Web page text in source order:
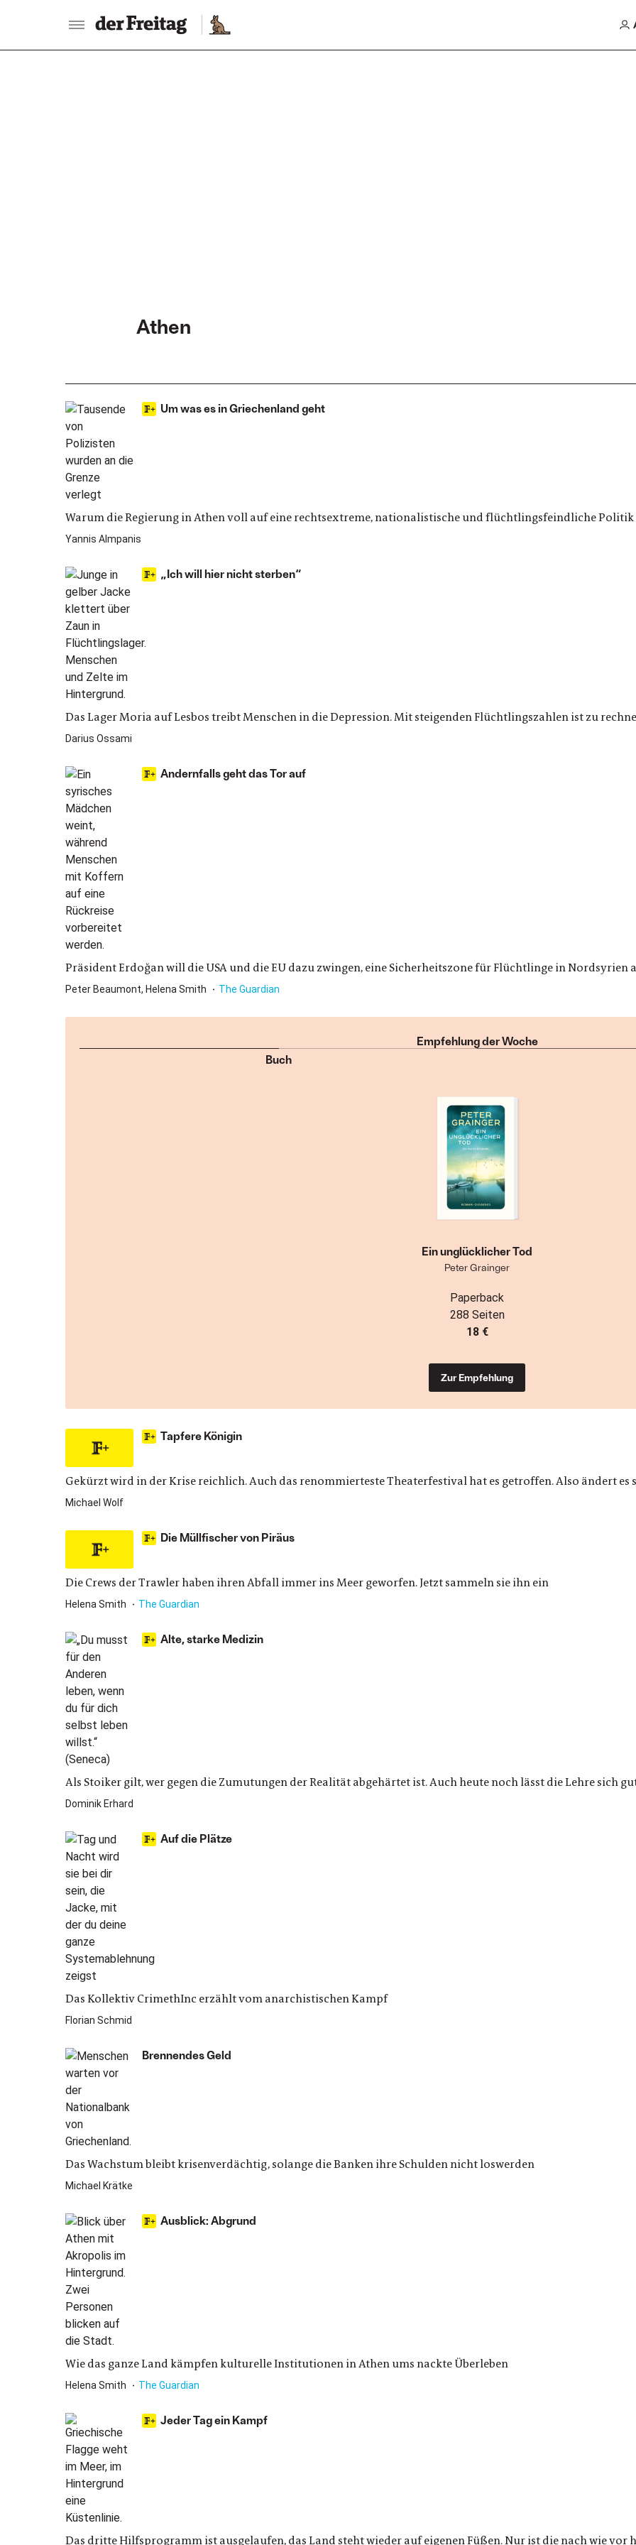
Athen
Um was es in Griechenland geht
Warum die Regierung in Athen voll auf eine rechtsextreme, nationalistische und flüchtlingsfeindliche Politik
Yannis Almpanis
„Ich will hier nicht sterben“
Das Lager Moria auf Lesbos treibt Menschen in die Depression. Mit steigenden Flüchtlingszahlen ist zu
Darius Ossami
Andernfalls geht das Tor auf
Präsident Erdoğan will die USA und die EU dazu zwingen, eine Sicherheitszone für Flüchtlinge in
Peter Beaumont, Helena Smith The Guardian
Tapfere Königin
Gekürzt wird in der Krise reichlich. Auch das renommierteste Theaterfestival hat es getroffen. Also ändert
Michael Wolf
Die Müllfischer von Piräus
Die Crews der Trawler haben ihren Abfall immer ins Meer geworfen. Jetzt sammeln sie ihn ein
Helena Smith The Guardian
Alte, starke Medizin
Als Stoiker gilt, wer gegen die Zumutungen der Realität abgehärtet ist. Auch heute noch lässt die Lehre sich
Dominik Erhard
Auf die Plätze
Das Kollektiv CrimethInc erzählt vom anarchistischen Kampf
Florian Schmid
Brennendes Geld
Das Wachstum bleibt krisenverdächtig, solange die Banken ihre Schulden nicht loswerden
Michael Krätke
Ausblick: Abgrund
Wie das ganze Land kämpfen kulturelle Institutionen in Athen ums nackte Überleben
Helena Smith The Guardian
Jeder Tag ein Kampf
Das dritte Hilfsprogramm ist ausgelaufen, das Land steht wieder auf eigenen Füßen. Nur ist die nach wie vor
Empfehlung der Woche
Buch
Ein unglücklicher Tod
Peter Grainger
Paperback
288 Seiten
18 €
Zur Empfehlung